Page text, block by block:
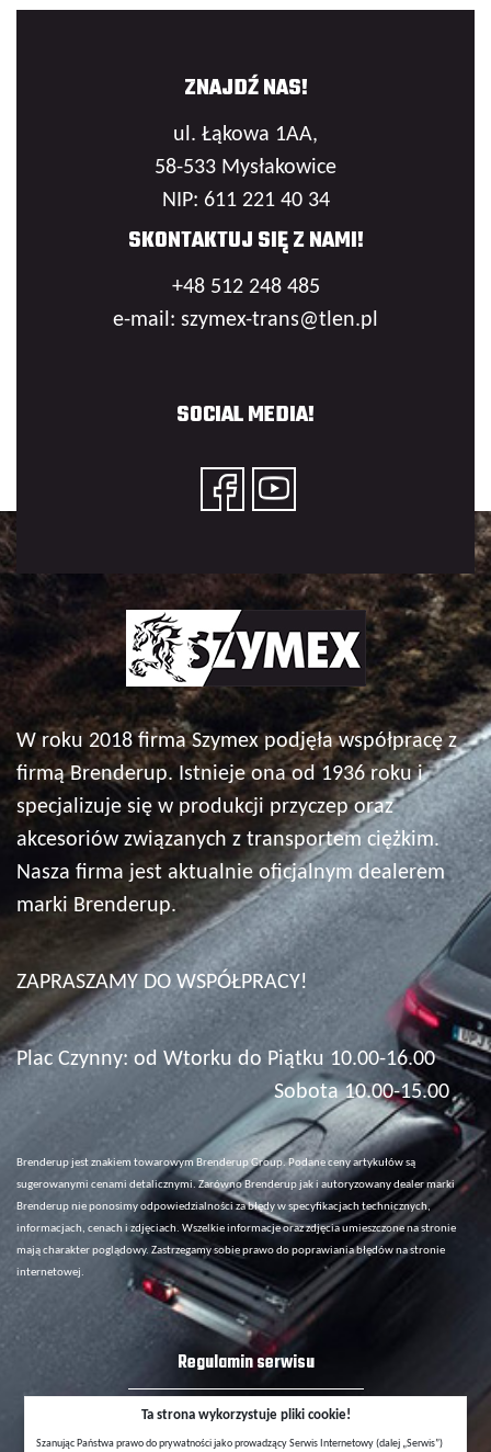
ZNAJDŹ NAS!
ul. Łąkowa 1AA,
58-533 Mysłakowice
NIP: 611 221 40 34
SKONTAKTUJ SIĘ Z NAMI!
+48 512 248 485
e-mail: szymex-trans@tlen.pl
SOCIAL MEDIA!
W roku 2018 firma Szymex podjęła współpracę z
firmą Brenderup. Istnieje ona od 1936 roku i
specjalizuje się w produkcji przyczep oraz
akcesoriów związanych z transportem ciężkim.
Nasza firma jest aktualnie oficjalnym dealerem
marki Brenderup.
ZAPRASZAMY DO WSPÓŁPRACY!
Plac Czynny: od Wtorku do Piątku 10.00-16.00
Sobota 10.00-15.00
Brenderup jest znakiem towarowym Brenderup Group. Podane ceny artykułów są
sugerowanymi cenami detalicznymi. Zarówno Brenderup jak i autoryzowany dealer marki
Brenderup nie ponosimy odpowiedzialności za błędy w specyfikacjach technicznych,
informacjach, cenach i zdjęciach. Wszelkie informacje oraz zdjęcia umieszczone na stronie
mają charakter poglądowy. Zastrzegamy sobie prawo do poprawiania błędów na stronie
internetowej.
Regulamin serwisu
Polityka Ochrony Prywatności
Ta strona wykorzystuje pliki cookie!
Szanując Państwa prawo do prywatności jako prowadzący Serwis Internetowy (dalej „Serwis”)